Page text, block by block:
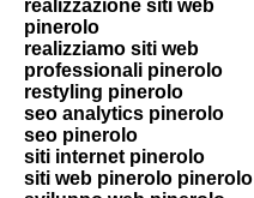
realizzazione siti web
pinerolo
realizziamo siti web
professionali pinerolo
restyling pinerolo
seo analytics pinerolo
seo pinerolo
siti internet pinerolo
siti web pinerolo pinerolo